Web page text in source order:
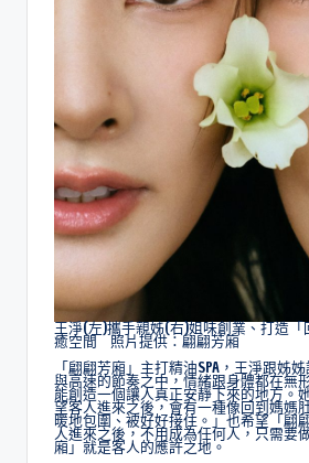
王淨(左)攜手親姊(右)姐味創業、打造
癒空間 照片提供：翩翩芳廂
「翩翩芳廂」主打精油SPA，王淨跟姊
與高速的節奏之中，情緒跟身體都在無
能創造一個讓人真正安靜下來的地方。
望客人進來之後，會有一種像回到媽媽
暖地包圍、被好好接住。」也希望「翩
人進來之後，不用成為任何人，只需要
廂」就是客人的應許之地。